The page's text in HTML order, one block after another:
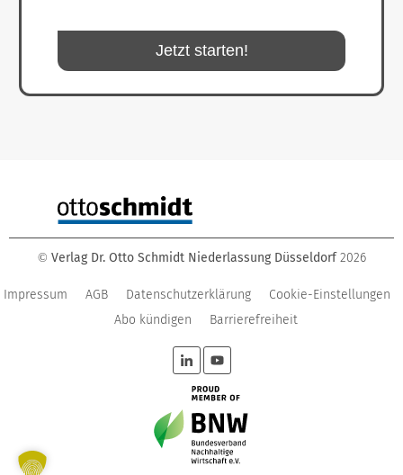
Jetzt starten!
© Verlag Dr. Otto Schmidt Niederlassung Düsseldorf 2026
Impressum AGB Datenschutzerklärung
Cookie-Einstellungen
Abo kündigen
Barrierefreiheit